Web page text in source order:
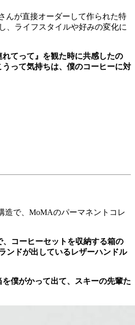
んが直接オーダーして作られた特
、ライフスタイルや好みの変化に
てって』を観た時に共感したの
って気持ちは、僕のコーヒーに対
造で、MoMAのパーマネントコレ
コーヒーセットを収納する箱の
ンドが出しているレザーハンドル
僕がかって出て、スキーの先輩た